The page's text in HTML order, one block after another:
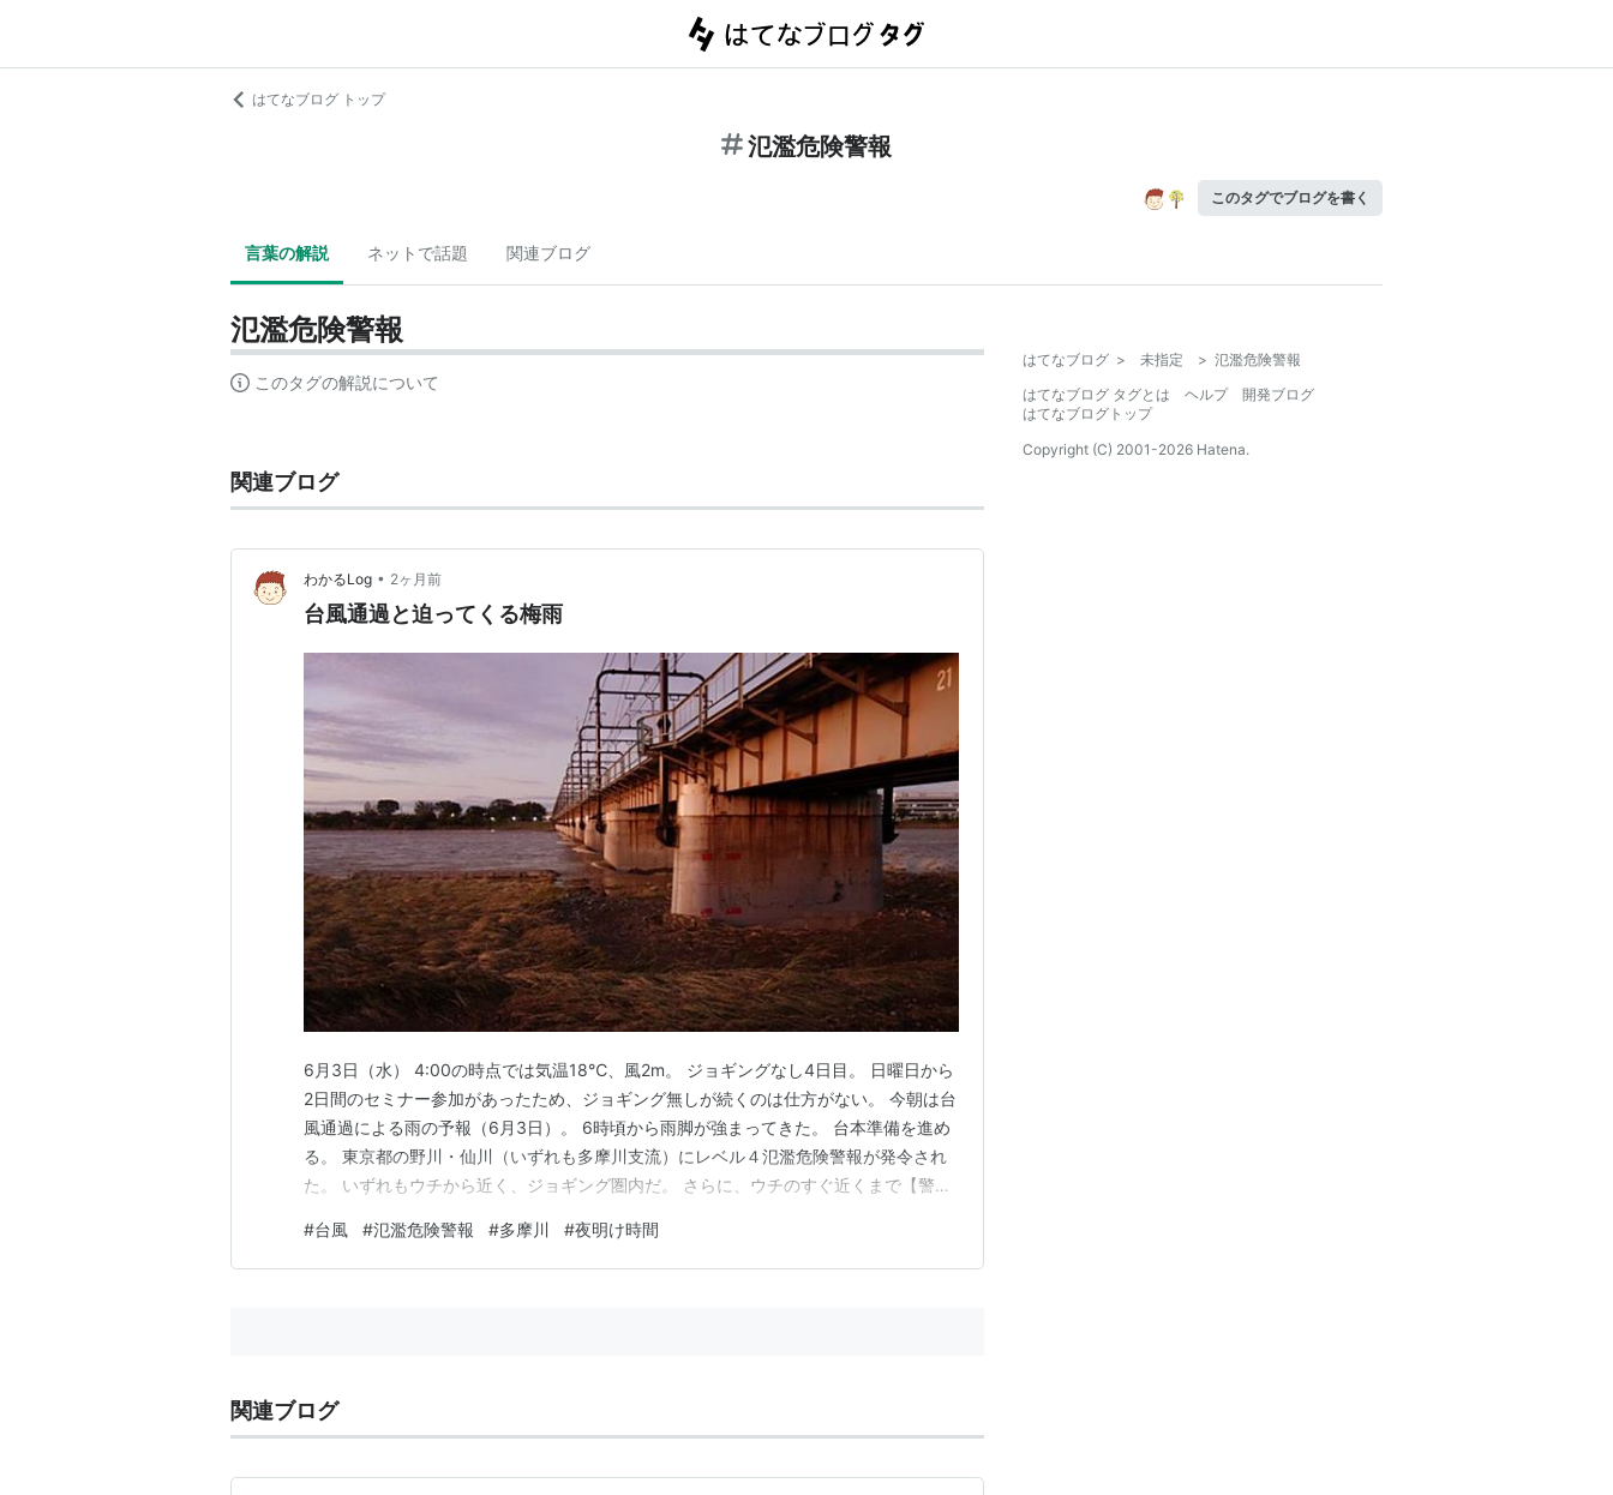
はてなブログ トップ
氾濫危険警報
このタグでブログを書く
言葉の解説 ネットで話題 関連ブログ
氾濫危険警報
このタグの解説について
関連ブログ
わかるLog • 2ヶ月前
台風通過と迫ってくる梅雨
6月3日（水） 4:00の時点では気温18℃、風2m。 ジョギングなし4日目。 日曜日から
2日間のセミナー参加があったため、ジョギング無しが続くのは仕方がない。 今朝は台
風通過による雨の予報（6月3日）。 6時頃から雨脚が強まってきた。 台本準備を進め
る。 東京都の野川・仙川（いずれも多摩川支流）にレベル４氾濫危険警報が発令され
た。 いずれもウチから近く、ジョギング圏内だ。 さらに、ウチのすぐ近くまで【警戒
（6月3日）。 雨はかなり強くなったが（25～30mm程度）、午後になると、一旦雨が
弱まってきたので、もう台風が…
#台風 #氾濫危険警報 #多摩川 #夜明け時間
関連ブログ
はてなブログ > 未指定 > 氾濫危険警報
はてなブログ タグとは
ヘルプ
開発ブログ
はてなブログトップ
Copyright (C) 2001-2026 Hatena.